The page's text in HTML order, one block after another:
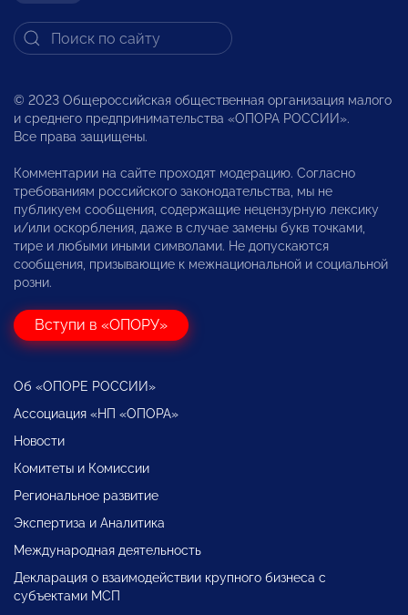
© 2023 Общероссийская общественная организация малого
и среднего предпринимательства «ОПОРА РОССИИ».
Все права защищены.
Комментарии на сайте проходят модерацию. Согласно
требованиям российского законодательства, мы не
публикуем сообщения, содержащие нецензурную лексику
и/или оскорбления, даже в случае замены букв точками,
тире и любыми иными символами. Не допускаются
сообщения, призывающие к межнациональной и социальной
розни.
Вступи в «ОПОРУ»
Об «ОПОРЕ РОССИИ»
Ассоциация «НП «ОПОРА»
Новости
Комитеты и Комиссии
Региональное развитие
Экспертиза и Аналитика
Международная деятельность
Декларация о взаимодействии крупного бизнеса с
субъектами МСП